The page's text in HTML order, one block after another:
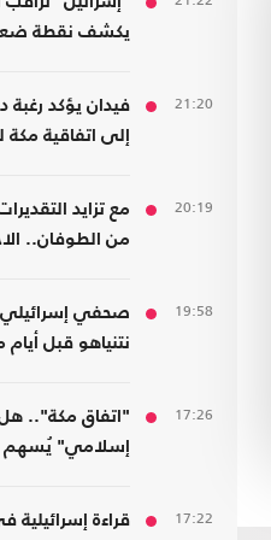
يكشف نقطة
21:20
فيدان يؤكد رغبة
إلى اتفاقية
20:19
مع تزايد
من الطوفان..
19:58
صحفي
نتنياهو قبل أيام من
17:26
"اتفاق مكة"..
إسلامي"
17:22 قراءة إسرائيلية